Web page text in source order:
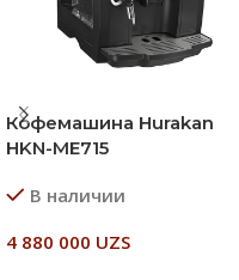
Кофемашина Hurakan
HKN-ME715
В наличии
4 880 000 UZS